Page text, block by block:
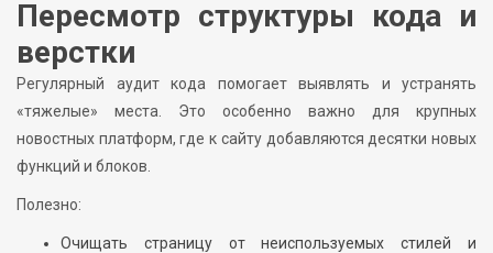
Пересмотр структуры кода и
верстки
Регулярный аудит кода помогает выявлять и устранять
«тяжелые» места. Это особенно важно для крупных
новостных платформ, где к сайту добавляются десятки новых
функций и блоков.
Полезно:
Очищать страницу от неиспользуемых стилей и